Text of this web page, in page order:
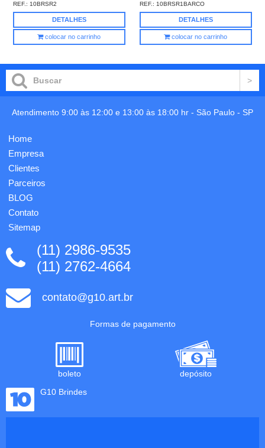
REF.: 10BRSR2
DETALHES
colocar no carrinho
REF.: 10BRSR1BARCO
DETALHES
colocar no carrinho
Atendimento 9:00 às 12:00 e 13:00 às 18:00 hr - São Paulo - SP
Home
Empresa
Clientes
Parceiros
BLOG
Contato
Sitemap
(11) 2986-9535
(11) 2762-4664
contato@g10.art.br
Formas de pagamento
boleto
depósito
G10 Brindes